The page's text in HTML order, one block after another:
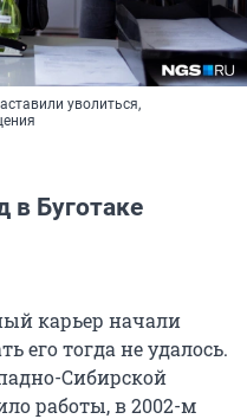
уволиться,
в Буготаке
карьер начали
его тогда не удалось.
Сибирской
работы, в 2002-м